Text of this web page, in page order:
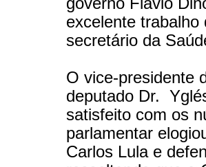
excelente trabalho
secretário da
O vice-presidente
deputado Dr.
satisfeito com os
parlamentar
Carlos Lula e